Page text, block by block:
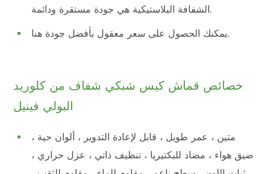
الشفافة البلاستيكية هي جودة مستقرة ودائمة.
يمكنك الحصول على سعر معقول بأفضل جودة هنا.
خصائص قماش كيس شبكي شفاف من كلوريد
البولي فينيل
متين ، عمر طويل ، قابل لإعادة التدوير ، ألوان حية ،
ضيق هواء ، مضاد للبكتيريا ، تنظيف ذاتي ، عزل حراري ،